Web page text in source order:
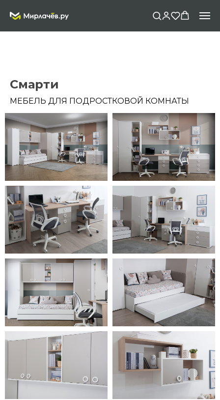
Смарти
МЕБЕЛЬ ДЛЯ ПОДРОСТКОВОЙ КОМНАТЫ